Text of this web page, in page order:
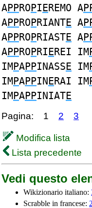
APPROPIEREMO A
APPROPRIANTE A
APPROPRIASTE A
APPROPRIEREI IM
IMPAPPINASSE IM
IMPAPPINERAI IM
IMPAPPINIATE
Pagina: 1 2 3
Modifica lista
Lista precedente
Vedi questo
Wikizionario italiano:
Scrabble in francese: